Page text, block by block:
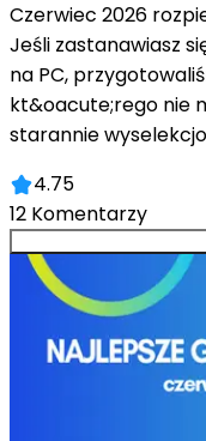
Czerwiec 2026
Jeśli zastanawiasz
na PC,
kt&oacute;rego nie
starannie
4.75
12 Komentarzy